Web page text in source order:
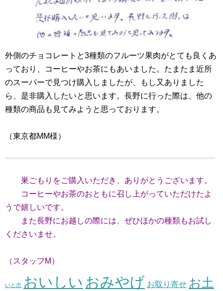
外側のチョコレートと3種類のフルーツ果肉がとても良くあ
っており、コーヒーやお茶にもあいました。たまたま近所
のスーパーで見つけ購入しましたが、もし又ありました
ら、是非購入したいと思います。長野に行った際は、他の
種類の商品も見てみようと思っております。
（東京都MM様）
巣ごもりをご購入いただき、ありがとうございます。
コーヒーやお茶のおともに召し上がっていただけたよ
うで嬉しいです。
また長野にお越しの際には、ぜひほかの種類もお試し
くださいませ。
（スタッフM）
いと忠 おいしい おみやげ お取り寄せ お土